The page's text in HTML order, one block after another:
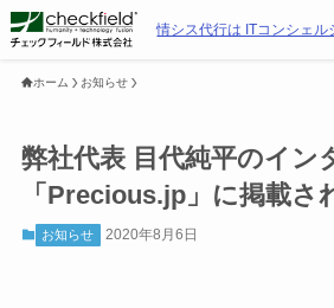
情シス代行は ITコンシェル
ホーム お知らせ
弊社代表 目代純平のイン
「Precious.jp」に掲載さ
お知らせ 2020年8月6日